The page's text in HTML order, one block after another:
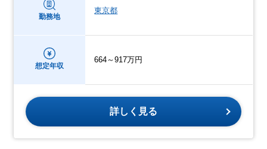
勤務地
東京都
想定年収
664～917万円
詳しく見る